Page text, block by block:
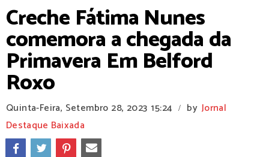
Creche Fátima Nunes
comemora a chegada da
Primavera Em Belford
Roxo
Quinta-Feira, Setembro 28, 2023 15:24 / by Jornal
Destaque Baixada